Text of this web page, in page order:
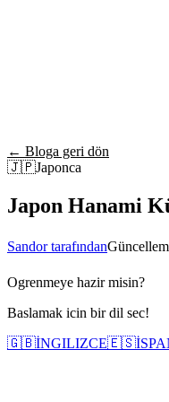
← Bloga geri dön
🇯🇵Japonca
Japon Hanami
Sandor tarafından
Ogrenmeye hazir misin?
Baslamak icin bir dil sec!
🇬🇧İNGILIZCE🇪🇸